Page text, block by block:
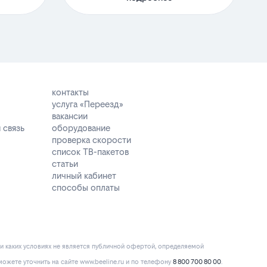
контакты
услуга «Переезд»
вакансии
оборудование
проверка скорости
список ТВ-пакетов
статьи
личный кабинет
способы оплаты
условиях не является публичной офертой, определяемой
уточнить на сайте www.beeline.ru и по телефону 8 800 700 80 00.